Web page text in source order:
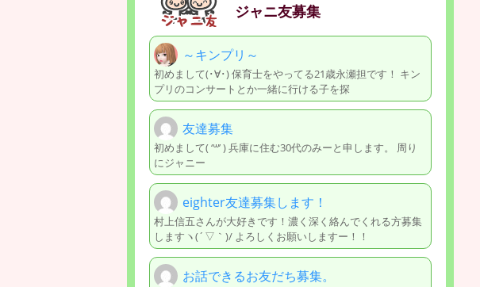
ジャニ友募集
～キンプリ～
初めまして(･∀･) 保育士をやってる21歳永瀬担です！ キン
プリのコンサートとか一緒に行ける子を探
友達募集
初めまして( ‘꒳’ ) 兵庫に住む30代のみーと申します。 周り
にジャニー
eighter友達募集します！
村上信五さんが大好きです！濃く深く絡んでくれる方募集
しますヽ(´▽｀)/ よろしくお願いしますー！！
お話できるお友だち募集。